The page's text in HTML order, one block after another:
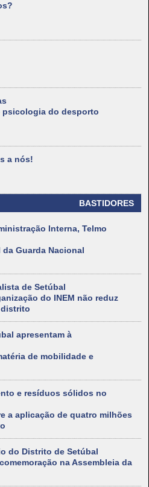
psicologia do desporto
a nós!
BASTIDORES
Interna, Telmo
Guarda Nacional
de Setúbal
do INEM não reduz
distrito
apresentam à
de mobilidade e
e resíduos sólidos no
a aplicação de quatro milhões
do Distrito de Setúbal
na Assembleia da